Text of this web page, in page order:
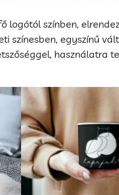
logótól színben,
színesben, egyszínű
használatra